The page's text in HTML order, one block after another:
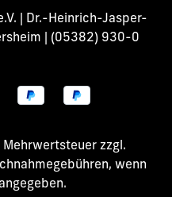
| Dr.-Heinrich-Jasper-
| (05382) 930-0
zzgl.
wenn